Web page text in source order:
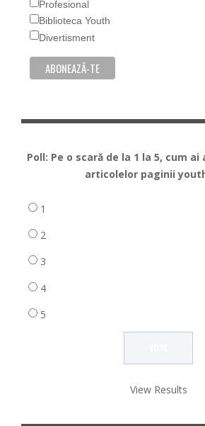
Profesional
Biblioteca Youth
Divertisment
Poll: Pe o scară de la 1 la 5, cum
articolelor paginii
1
2
3
4
5
View Results